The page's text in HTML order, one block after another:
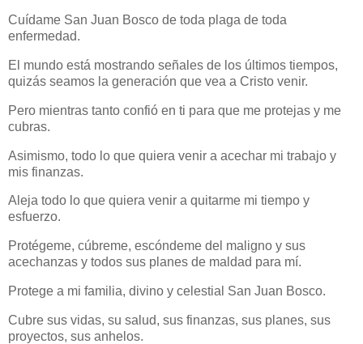
Cuídame San Juan Bosco de toda plaga de toda
enfermedad.
El mundo está mostrando señales de los últimos tiempos,
quizás seamos la generación que vea a Cristo venir.
Pero mientras tanto confió en ti para que me protejas y me
cubras.
Asimismo, todo lo que quiera venir a acechar mi trabajo y
mis finanzas.
Aleja todo lo que quiera venir a quitarme mi tiempo y
esfuerzo.
Protégeme, cúbreme, escóndeme del maligno y sus
acechanzas y todos sus planes de maldad para mí.
Protege a mi familia, divino y celestial San Juan Bosco.
Cubre sus vidas, su salud, sus finanzas, sus planes, sus
proyectos, sus anhelos.